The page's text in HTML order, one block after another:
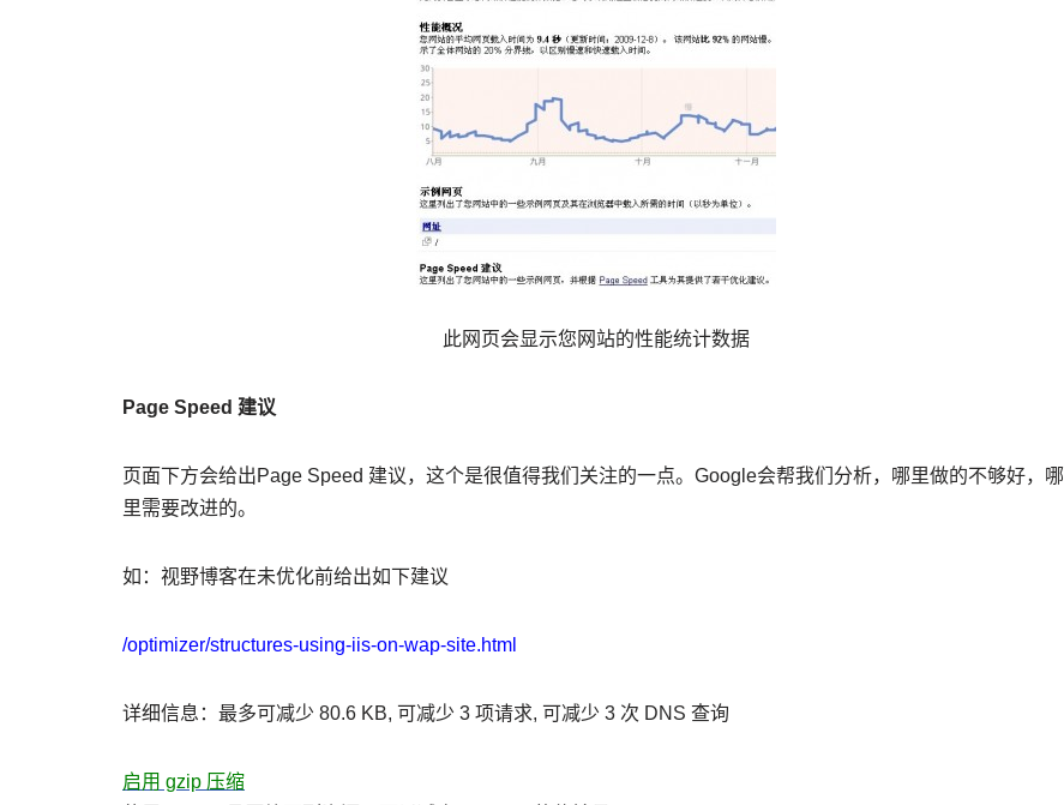
此网页会显示您网站的性能统计数据
Page Speed 建议
页面下方会给出Page Speed 建议，这个是很值得我们关注的一点。Google会帮我们分析，哪里做的不够好，哪
里需要改进的。
如：视野博客在未优化前给出如下建议
/optimizer/structures-using-iis-on-wap-site.html
详细信息：最多可减少 80.6 KB, 可减少 3 项请求, 可减少 3 次 DNS 查询
启用 gzip 压缩